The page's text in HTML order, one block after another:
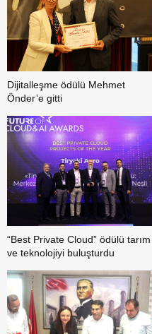
Dijitalleşme ödülü Mehmet
Önder’e gitti
“Best Private Cloud” ödülü tarım
ve teknolojiyi buluşturdu